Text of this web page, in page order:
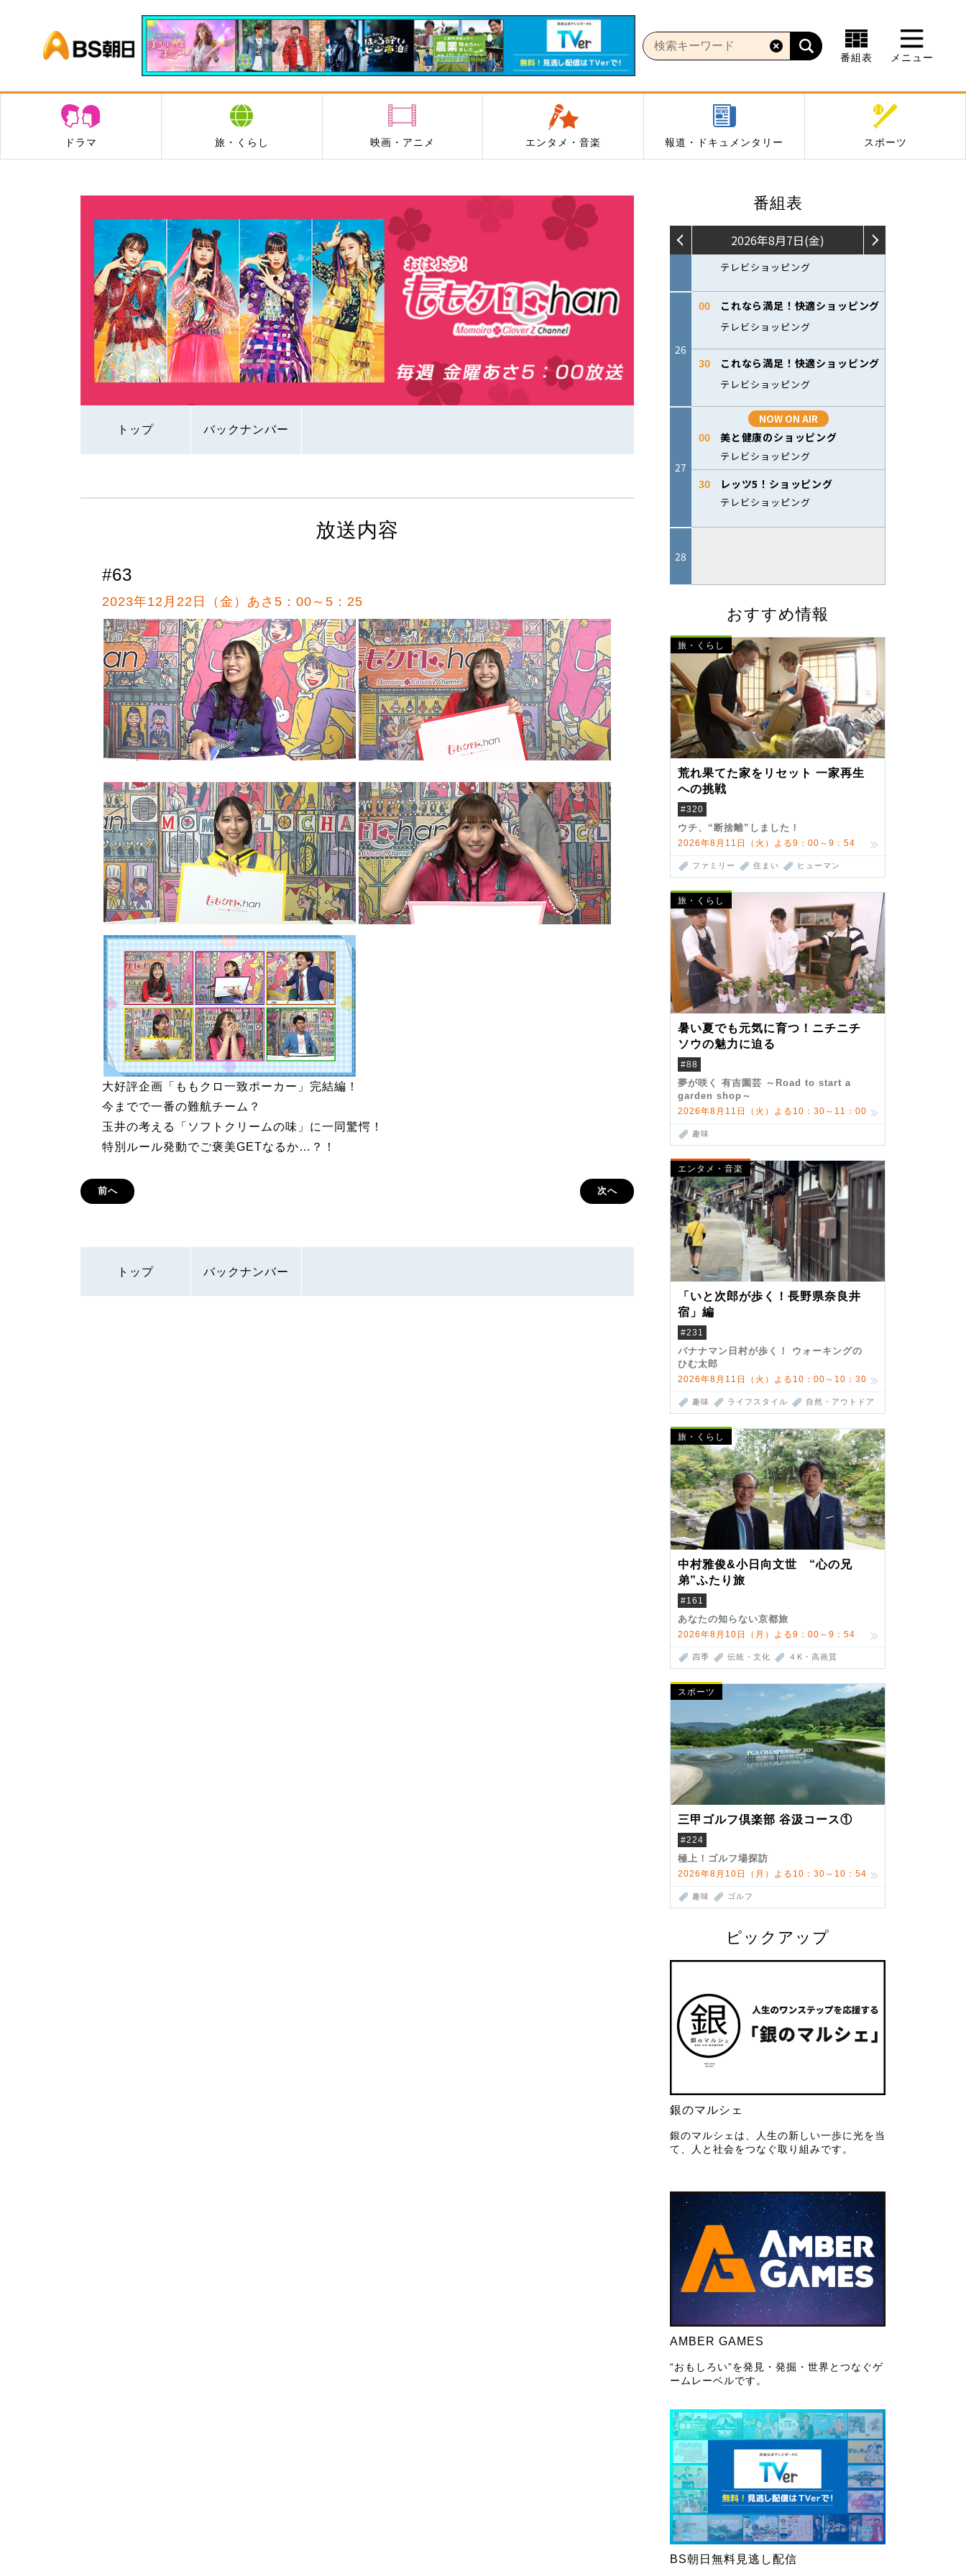
BS朝日
番組表 メニュー
ドラマ 旅・くらし 映画・アニメ エンタメ・音楽 報道・ドキュメンタリー スポーツ
トップ バックナンバー
番組表
おすすめ情報
旅・くらし
荒れ果てた家をリセット 一家再生
への挑戦
#320
ウチ、“断捨離”しました！
2026年8月11日（火）よる9：00～9：54
ファミリー 住まい ヒューマン
旅・くらし
暑い夏でも元気に育つ！ニチニチ
ソウの魅力に迫る
#88
夢が咲く 有吉園芸 ～Road to start a
garden shop～
2026年8月11日（火）よる10：30～11：00
趣味
エンタメ・音楽
「いと次郎が歩く！長野県奈良井
宿」編
#231
バナナマン日村が歩く！ ウォーキングの
ひむ太郎
2026年8月11日（火）よる10：00～10：30
趣味 ライフスタイル 自然・アウトドア
旅・くらし
中村雅俊&小日向文世 “心の兄
弟”ふたり旅
#161
あなたの知らない京都旅
2026年8月10日（月）よる9：00～9：54
四季 伝統・文化 ４K・高画質
スポーツ
三甲ゴルフ倶楽部 谷汲コース①
#224
極上！ゴルフ場探訪
2026年8月10日（月）よる10：30～10：54
趣味 ゴルフ
ピックアップ
銀のマルシェ
銀のマルシェは、人生の新しい一歩に光を当
て、人と社会をつなぐ取り組みです。
AMBER GAMES
“おもしろい”を発見・発掘・世界とつなぐゲ
ームレーベルです。
BS朝日無料見逃し配信
放送内容
#63
2023年12月22日（金）あさ5：00～5：25
大好評企画「ももクロ一致ポーカー」完結編！
今までで一番の難航チーム？
玉井の考える「ソフトクリームの味」に一同驚愕！
特別ルール発動でご褒美GETなるか…？！
前へ 次へ
トップ バックナンバー